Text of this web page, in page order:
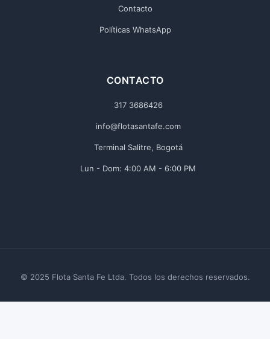
Contacto
Políticas WhatsApp
CONTACTO
317 3686426
info@flotasantafe.com
Terminal Salitre, Bogotá
Lun - Dom: 4:00 AM - 6:00 PM
© 2025 Flota Santa Fe Ltda. Todos los derechos reservados.